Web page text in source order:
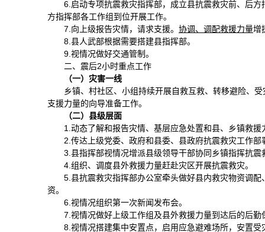
6.启动专项抗震救灾指挥部，成立县抗震救灾前、后
方指挥部各工作组到位开展工作。
7.向上级报告灾情，请求支援。 协调、调配救援力量增
8.县人武部根据需要搭建县指挥部。
9.视情况做好交通管制。
二、震后2小时重点工作
（一）灾害一线
乡镇、村社区、小组持续开展自救互救、转移避险、
支援力量的向导准备工作。
（二）县级层面
1.动态了解和报告灾情、基层应急处置和县、乡镇救援
2.传达上级党委、政府和县委、县政府抗震救灾工作部
3.县指挥部视情况增派县级领导干部协同乡镇指挥抗
4.组织、调度县外救援力量赶赴灾区开展抗震救灾。
5.县抗震救灾指挥部办公室牵头做好县内救灾物资调
资。
6.视情况组织第一次新闻发布会。
7.视情况做好上级工作组及县外救援力量到达后的后勤
8.视情况搭建集中安置点，启用应急避难场所，安置